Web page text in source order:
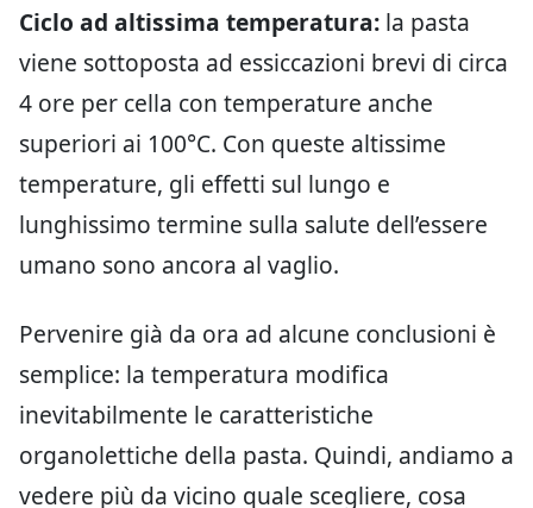
Ciclo ad altissima temperatura: la pasta
viene sottoposta ad essiccazioni brevi di circa
4 ore per cella con temperature anche
superiori ai 100°C. Con queste altissime
temperature, gli effetti sul lungo e
lunghissimo termine sulla salute dell’essere
umano sono ancora al vaglio.
Pervenire già da ora ad alcune conclusioni è
semplice: la temperatura modifica
inevitabilmente le caratteristiche
organolettiche della pasta. Quindi, andiamo a
vedere più da vicino quale scegliere, cosa